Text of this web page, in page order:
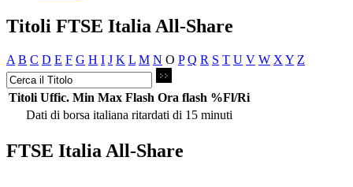
Titoli FTSE Italia All-Share
A B C D E F G H I J K L M N O P Q R S T U V W X Y Z
Titoli Uffic. Min Max Flash Ora flash %Fl/Ri
Dati di borsa italiana ritardati di 15 minuti
FTSE Italia All-Share